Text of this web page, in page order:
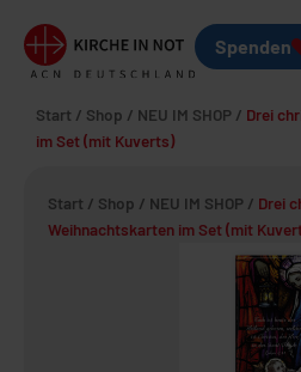
Spenden
Start / Shop / NEU IM SHOP / Drei
im Set (mit Kuverts)
Start / Shop / NEU IM SHOP / Drei
Weihnachtskarten im Set (mit